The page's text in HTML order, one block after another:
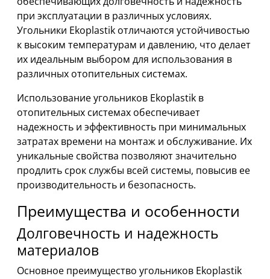
при эксплуатации в различных условиях.
Угольники Ekoplastik отличаются устойчивостью
к высоким температурам и давлению, что делает
их идеальным выбором для использования в
различных отопительных системах.
Использование угольников Ekoplastik в
отопительных системах обеспечивает
надежность и эффективность при минимальных
затратах времени на монтаж и обслуживание. Их
уникальные свойства позволяют значительно
продлить срок службы всей системы, повысив ее
производительность и безопасность.
Преимущества и особенности
Долговечность и надежность
материалов
Основное преимущество угольников Ekoplastik